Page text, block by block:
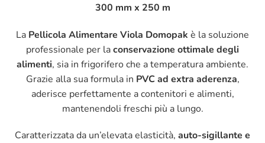
300 mm x 250 m
La Pellicola Alimentare Viola Domopak è la soluzione
professionale per laconservazione ottimale degli
alimenti, sia in frigorifero che a temperatura ambiente.
Grazie alla sua formula in PVC ad extra aderenza,
aderisce perfettamente a contenitori e alimenti,
mantenendoli freschi più a lungo.
Caratterizzata da un’elevata elasticità, auto-sigillante e